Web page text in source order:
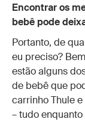
Encontrar os
bebê pode
Portanto, de
eu preciso?
estão alguns
de bebê que
carrinho Thule
– tudo